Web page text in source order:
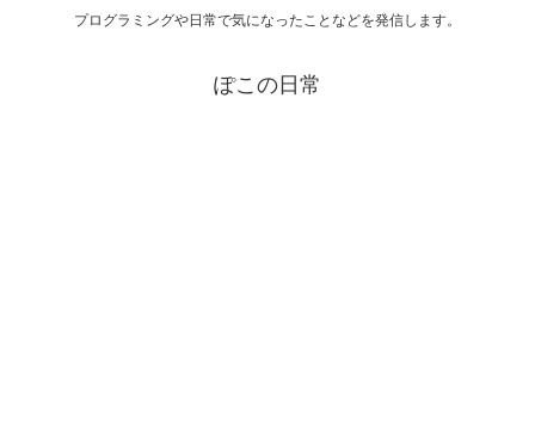
プログラミングや日常で気になったことなどを発信します。
ぽこの日常